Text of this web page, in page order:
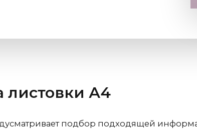
листовки А4
подбор подходящей